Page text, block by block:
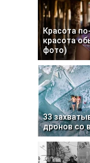
Красота
красота
фото)
33
дронов со